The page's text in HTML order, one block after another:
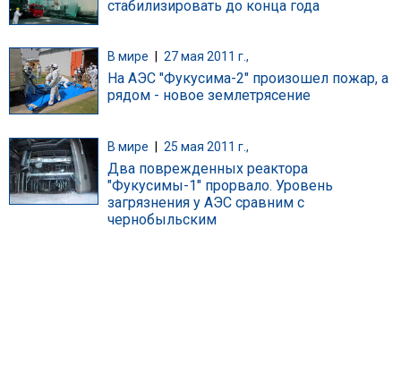
стабилизировать до конца года
В мире 27 мая 2011 г.,
На АЭС "Фукусима-2" произошел пожар, а
рядом - новое землетрясение
В мире | 25 мая 2011 г.,
Два поврежденных реактора
"Фукусимы-1" прорвало. Уровень
загрязнения у АЭС сравним с
чернобыльским